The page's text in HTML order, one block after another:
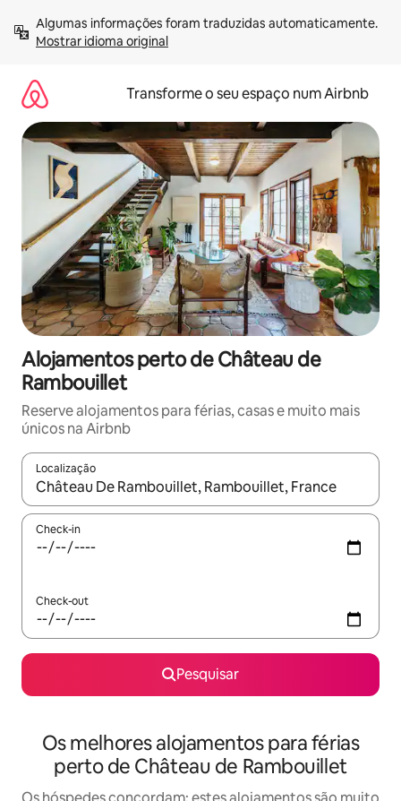
para
Mostrar idioma original
Transforme o seu espaço num Airbnb
Alojamentos perto de Château de
Rambouillet
Reserve alojamentos para férias, casas e muito mais
únicos na Airbnb
Localização
Quando os resultados estiverem disponíveis, navegue com
Check-in
Check-out
Pesquisar
Os melhores alojamentos para férias
perto de Château de Rambouillet